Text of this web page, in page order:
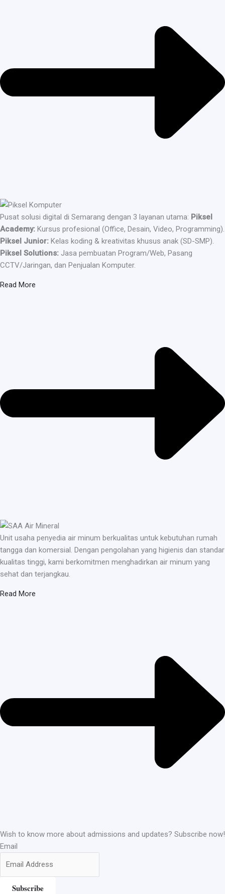
Pusat solusi digital di Semarang dengan 3 layanan utama: Piksel
Academy: Kursus profesional (Office, Desain, Video, Programming).
Piksel Junior: Kelas koding & kreativitas khusus anak (SD-SMP).
Piksel Solutions: Jasa pembuatan Program/Web, Pasang
CCTV/Jaringan, dan Penjualan Komputer.
Read More
Unit usaha penyedia air minum berkualitas untuk kebutuhan rumah
tangga dan komersial. Dengan pengolahan yang higienis dan standar
kualitas tinggi, kami berkomitmen menghadirkan air minum yang
sehat dan terjangkau.
Read More
Wish to know more about admissions and updates? Subscribe now!
Email
Subscribe